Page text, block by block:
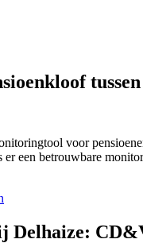
voor
er een betrouwbare
Delhaize: